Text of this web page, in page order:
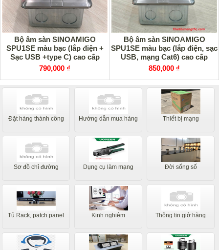
Bộ âm sàn SINOAMIGO
SPU1SE màu bạc (lắp điện +
Sạc USB +type C) cao cấp
790,000 ₫
Bộ âm sàn SINOAMIGO
SPU1SE màu bạc (lắp điện, sạc
USB, mạng Cat6) cao cấp
850,000 ₫
Đặt hàng thành công Hướng dẫn mua hàng Thiết bị mạng
Sơ đồ chỉ đường Dụng cụ làm mạng Đời sống số
Tủ Rack, patch panel Kinh nghiệm Thông tin giở hàng